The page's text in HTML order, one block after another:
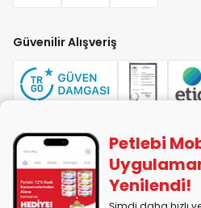
Güvenilir Alışveriş
PETLEBİ EVCİL HAYVAN ÜRÜNLERİ PAZ.
1. Alaşar Cad. No: 9 Osmangazi/Bursa
7290599225 vergi numarasıyla
Petlebi
Yenilendi!